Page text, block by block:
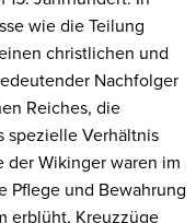
wie die Teilung
christlichen und
Nachfolger
Reiches, die
spezielle Verhältnis
der Wikinger waren im
Pflege und Bewahrung
erblüht, Kreuzzüge